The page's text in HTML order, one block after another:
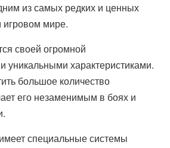
из самых редких и ценных
игровом мире.
своей огромной
уникальными характеристиками.
большое количество
его незаменимым в боях и
специальные системы